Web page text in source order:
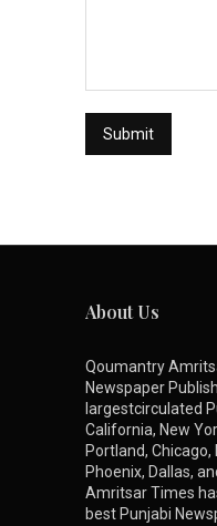
About Us
Qoumantry
Newspaper
largestcirculated
California, New
Portland,
Phoenix, Dallas,
Amritsar Times
best Punjabi